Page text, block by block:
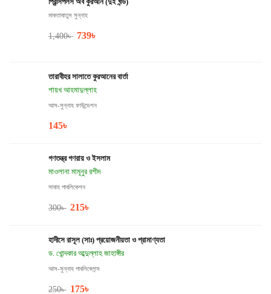
মাকতাবাতুস সুন্নাহ
1,400৳ 739৳
তারাবীহর সালাতে কুরআনের বার্তা
শায়খ আহমাদুল্লাহ
আস-সুন্নাহ ফাউন্ডেশন
145৳
গণতন্ত্র গণরায় ও ইসলাম
মাওলানা মামূনুর রশীদ
সাবাহ পাবলিকেশন
300৳ 215৳
হাদীসে রাসূল (সাঃ) প্রয়োজনীয়তা ও প্রামাণ্যতা
ড. খোন্দকার আব্দুল্লাহ জাহাঙ্গীর
আস-সুন্নাহ পাবলিকেশন্স
250৳ 175৳